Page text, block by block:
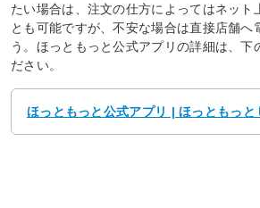
たい場合は、注文の仕方によってはネット
とも可能ですが、不安な場合は直接店舗へ
う。ほっともっと公式アプリの詳細は、下
ださい。
ほっともっと公式アプリ | ほっともっと